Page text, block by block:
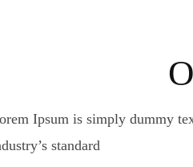
Ipsum is simply dummy
standard